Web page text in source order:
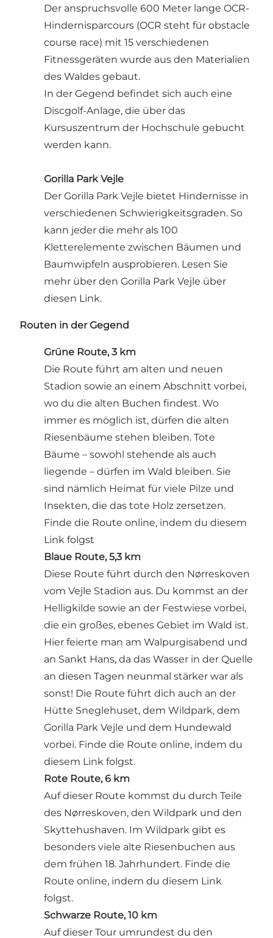
Der anspruchsvolle 600 Meter lange OCR-
Hindernisparcours (OCR steht für obstacle
course race) mit 15 verschiedenen
Fitnessgeräten wurde aus den Materialien
des Waldes gebaut.
In der Gegend befindet sich auch eine
Discgolf-Anlage, die über das
Kursuszentrum der Hochschule gebucht
werden kann.
Gorilla Park Vejle
Der Gorilla Park Vejle bietet Hindernisse in
verschiedenen Schwierigkeitsgraden. So
kann jeder die mehr als 100
Kletterelemente zwischen Bäumen und
Baumwipfeln ausprobieren. Lesen Sie
mehr über den Gorilla Park Vejle über
diesen Link.
Routen in der Gegend
Grüne Route, 3 km
Die Route führt am alten und neuen
Stadion sowie an einem Abschnitt vorbei,
wo du die alten Buchen findest. Wo
immer es möglich ist, dürfen die alten
Riesenbäume stehen bleiben. Tote
Bäume – sowohl stehende als auch
liegende – dürfen im Wald bleiben. Sie
sind nämlich Heimat für viele Pilze und
Insekten, die das tote Holz zersetzen.
Finde die Route online, indem du diesem
Link folgst
Blaue Route, 5,3 km
Diese Route führt durch den Nørreskoven
vom Vejle Stadion aus. Du kommst an der
Helligkilde sowie an der Festwiese vorbei,
die ein großes, ebenes Gebiet im Wald ist.
Hier feierte man am Walpurgisabend und
an Sankt Hans, da das Wasser in der Quelle
an diesen Tagen neunmal stärker war als
sonst! Die Route führt dich auch an der
Hütte Sneglehuset, dem Wildpark, dem
Gorilla Park Vejle und dem Hundewald
vorbei. Finde die Route online, indem du
diesem Link folgst.
Rote Route, 6 km
Auf dieser Route kommst du durch Teile
des Nørreskoven, den Wildpark und den
Skyttehushaven. Im Wildpark gibt es
besonders viele alte Riesenbuchen aus
dem frühen 18. Jahrhundert. Finde die
Route online, indem du diesem Link
folgst.
Schwarze Route, 10 km
Auf dieser Tour umrundest du den